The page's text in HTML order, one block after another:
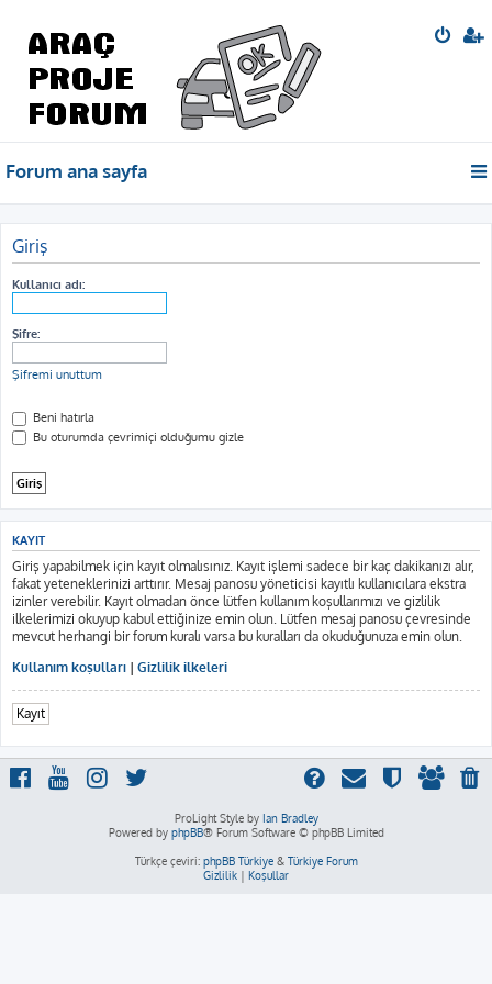
Forum ana sayfa
Giriş
Kullanıcı adı:
Şifre:
Şifremi unuttum
Beni hatırla
Bu oturumda çevrimiçi olduğumu gizle
KAYIT
Giriş yapabilmek için kayıt olmalısınız. Kayıt işlemi sadece bir kaç dakikanızı alır,
fakat yeteneklerinizi arttırır. Mesaj panosu yöneticisi kayıtlı kullanıcılara ekstra
izinler verebilir. Kayıt olmadan önce lütfen kullanım koşullarımızı ve gizlilik
ilkelerimizi okuyup kabul ettiğinize emin olun. Lütfen mesaj panosu çevresinde
mevcut herhangi bir forum kuralı varsa bu kuralları da okuduğunuza emin olun.
Kullanım koşulları | Gizlilik ilkeleri
Kayıt
ProLight Style by Ian Bradley
Powered by phpBB® Forum Software © phpBB Limited
Türkçe çeviri: phpBB Türkiye& Türkiye Forum
Gizlilik | Koşullar